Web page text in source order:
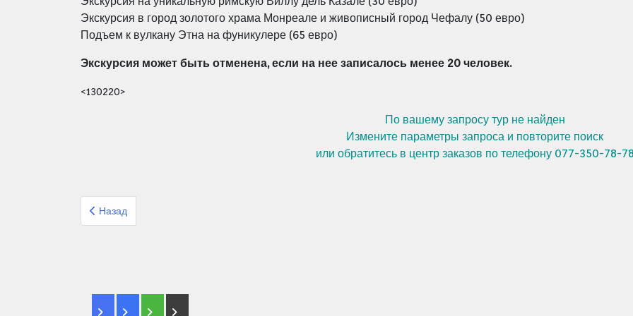
Экскурсия в город золотого храма Монреале и живописный город Чефалу (50 евро)
Подъем к вулкану Этна на фуникулере (65 евро)
Экскурсия может быть отменена, если на нее записалось менее 20 человек.
<130220>
По вашему запросу тур не найден
Измените параметры запроса и повторите поиск
или обратитесь в центр заказов по телефону 077-350-78-78
Предыдущий: Организованный тур Аркия Испания Барселона, Коста Брава Песах
Назад